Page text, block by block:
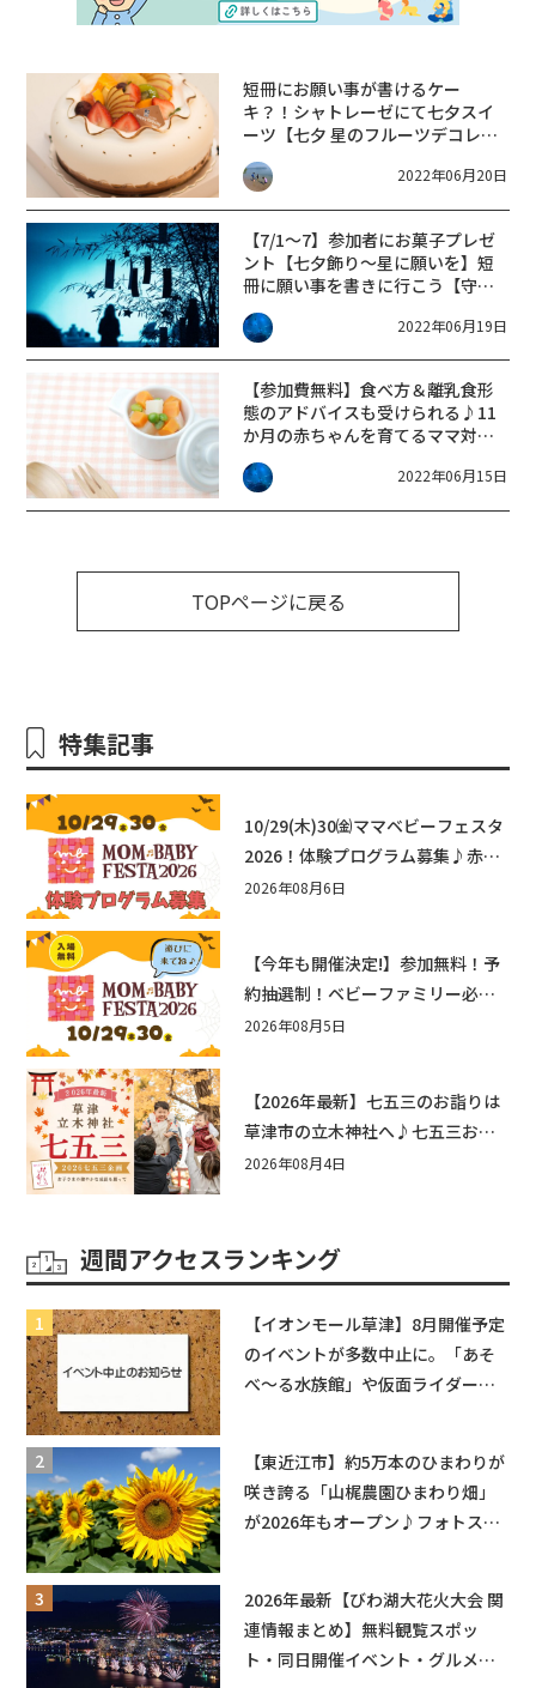
短冊にお願い事が書けるケー
キ？！シャトレーゼにて七夕スイ
ーツ【七夕 星のフルーツデコレー
ションケーキ】【七夕 おもいぼ
し／かなえぼし】販売中★2022年06月20日
【7/1～7】参加者にお菓子プレゼ
ント【七夕飾り～星に願いを】短
冊に願い事を書きに行こう【守山
★うの家】
2022年06月19日
【参加費無料】食べ方＆離乳食形
態のアドバイスも受けられる♪11
か月の赤ちゃんを育てるママ対象
★離乳食教室「完了期」コース開
講【7/4】
2022年06月15日
TOPページに戻る
特集記事
10/29(木)30㈮ママベビーフェスタ
2026！体験プログラム募集♪赤ち
ゃん向けイベントに出演しません
2026年08月6日
【今年も開催決定!】参加無料！予
約抽選制！ベビーファミリー必見
☆入場無料☆10/29(木)30(金)ママ
2026年08月5日
【2026年最新】七五三のお詣りは
草津市の立木神社へ♪七五三お祝
い企画をご紹介！
2026年08月4日
週間アクセスランキング
【イオンモール草津】8月開催予定
のイベントが多数中止に。「あそ
べ〜る水族館」や仮面ライダーシ
【東近江市】約5万本のひまわりが
咲き誇る「山梶農園ひまわり畑」
が2026年もオープン♪フォトスポ
2026年最新【びわ湖大花火大会 関
連情報まとめ】無料観覧スポッ
ト・同日開催イベント・グルメマ